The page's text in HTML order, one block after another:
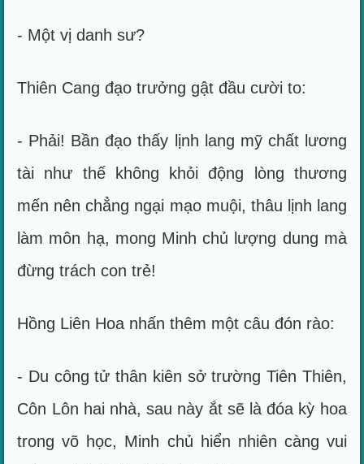
- Một vị danh sư?
Thiên Cang đạo trưởng gật đầu cười to:
- Phải! Bần đạo thấy lịnh lang mỹ chất lương
tài như thế không khỏi động lòng thương
mến nên chẳng ngại mạo muội, thâu lịnh lang
làm môn hạ, mong Minh chủ lượng dung mà
đừng trách con trẻ!
Hồng Liên Hoa nhấn thêm một câu đón rào:
- Du công tử thân kiên sở trường Tiên Thiên,
Côn Lôn hai nhà, sau này ắt sẽ là đóa kỳ hoa
trong võ học, Minh chủ hiển nhiên càng vui